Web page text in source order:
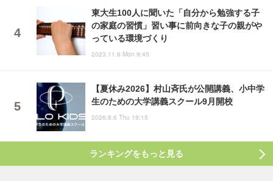
東大生100人に聞いた「自分から勉強する子
の家庭の習慣」習い事に前向きな子の親がや
っている環境づくり
2023.11.6 Mon 9:45
【夏休み2026】村山斉氏が公開講義、小中学
生のための大学講義スクール9月開校
2026.8.6 Thu 19:15
ランキングをもっと見る